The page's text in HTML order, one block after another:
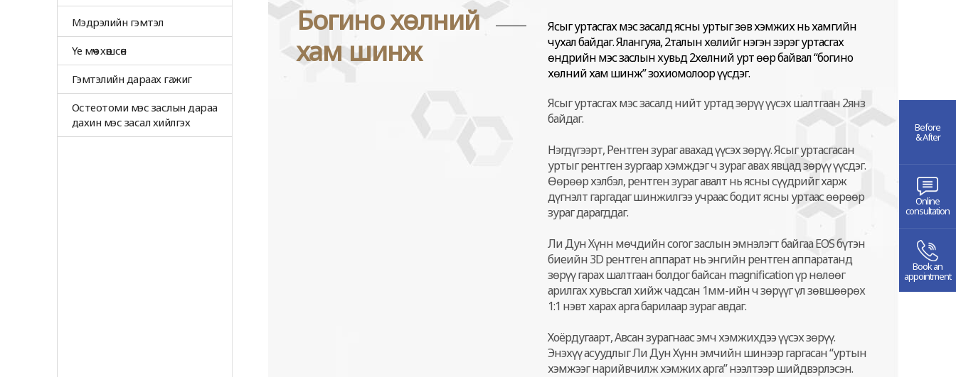
Богино хөлний
хам шинж
Ясыг уртасгах мэс засалд ясны уртыг зөв хэмжих нь хамгийн
чухал байдаг. Ялангуяа, 2талын хөлийг нэгэн зэрэг уртасгах
өндрийн мэс заслын хувьд 2хөлний урт өөр байвал “богино
хөлний хам шинж” зохиомолоор үүсдэг.
Ясыг уртасгах мэс засалд нийт уртад зөрүү үүсэх шалтгаан 2янз
байдаг.
Нэгдүгээрт, Рентген зураг авахад үүсэх зөрүү. Ясыг уртасгасан
уртыг рентген зургаар хэмждэг ч зураг авах явцад зөрүү үүсдэг.
Өөрөөр хэлбэл, рентген зураг авалт нь ясны сүүдрийг харж
дүгнэлт гаргадаг шинжилгээ учраас бодит ясны уртаас өөрөөр
зураг дарагддаг.
Ли Дун Хүнн мөчдийн согог заслын эмнэлэгт байгаа EOS бүтэн
биеийн 3D рентген аппарат нь энгийн рентген аппаратанд
зөрүү гарах шалтгаан болдог байсан magnification үр нөлөөг
арилгах хувьсгал хийж чадсан 1мм-ийн ч зөрүүг үл зөвшөөрөх
1:1 нэвт харах арга барилаар зураг авдаг.
Хоёрдугаарт, Авсан зурагнаас эмч хэмжихдээ үүсэх зөрүү.
Энэхүү асуудлыг Ли Дун Хүнн эмчийн шинээр гаргасан “уртын
хэмжээг нарийвчилж хэмжих арга” нээлтээр шийдвэрлэсэн.
Мэдрэлийн гэмтэл
Үе мөч хөшсөн
Гэмтэлийн дараах гажиг
Остеотоми мэс заслын дараа
дахин мэс засал хийлгэх
Before
& After
Online
consultation
Book an
appointment